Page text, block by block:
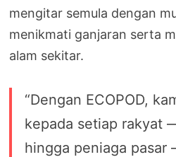
mengitar semula dengan
menikmati ganjaran serta
alam sekitar.
“Dengan ECOPOD,
kepada setiap rakyat
hingga peniaga